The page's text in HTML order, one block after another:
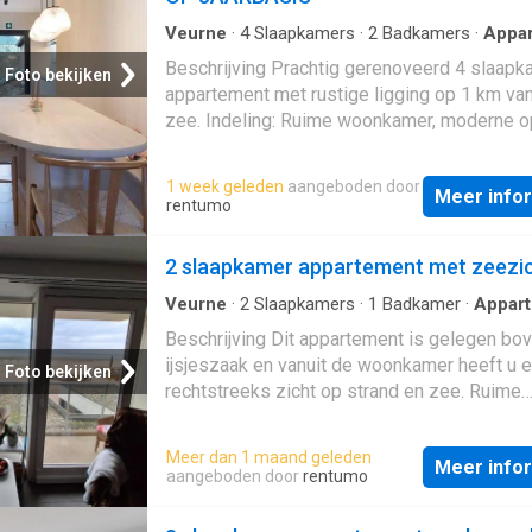
Foto bekijken
Veurne · 4Slaapkamers · 2 Badkamers ·
Beschrijving Prachtig gerenoveerd 4
appartement met rustige ligging op 1 km
zee. Indeling: Ruime woonkamer, moderne
en kleine tuin waar men heerlijk kan
zon
1 week geleden aangeboden door
rentumo
Meer
Foto bekijken
2 slaapkamer appartement met
Veurne · 2 Slaapkamers · 1 Badkamer ·
Beschrijving Dit appartement is gelegen
ijsjeszaak en vanuit de woonkamer heeft u
rechtstreeks zicht op strand en zee. Ruime
met basistoestellen 2 slaapkamers -
grote en 1 kleine Afzonderlijk toilet
aansluiting voor wasmachine Balkon aan
Meer dan 1 maand geleden
aangeboden doorrentumo Meer